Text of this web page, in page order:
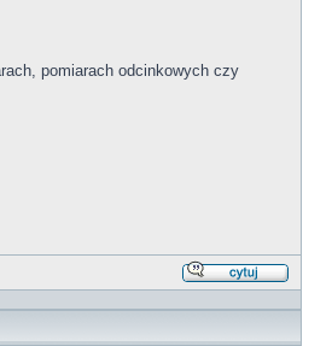
pomiarach odcinkowych czy